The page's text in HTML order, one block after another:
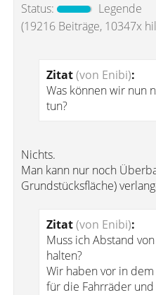
Status:
Legende
(19216 Beiträge, 10347x
Zitat(von Enibi):
Was können wir nun
tun?
Nichts.
Man kann nur noch
Grundstücksfläche)
Zitat(von Enibi):
Muss ich Abstand
halten?
Wir haben vor in
für die Fahrräder